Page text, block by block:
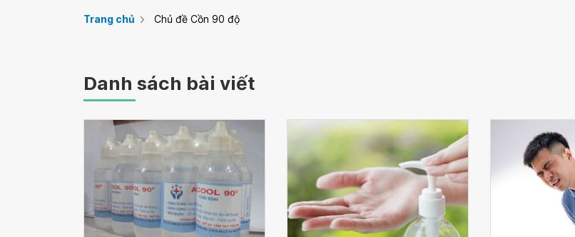
Trang chủ Chủ đề Cồn 90 độ
Danh sách bài viết